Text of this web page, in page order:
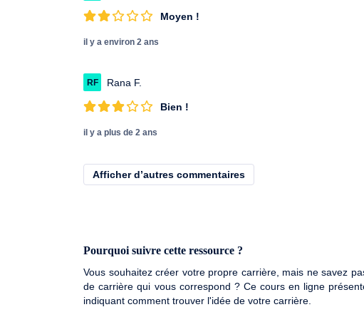
Moyen !
il y a environ 2 ans
RF Rana F.
Bien !
il y a plus de 2 ans
Afficher d’autres commentaires
Pourquoi suivre cette ressource ?
Vous souhaitez créer votre propre carrière, mais ne savez
de carrière qui vous correspond ? Ce cours en ligne
indiquant comment trouver l'idée de votre carrière.